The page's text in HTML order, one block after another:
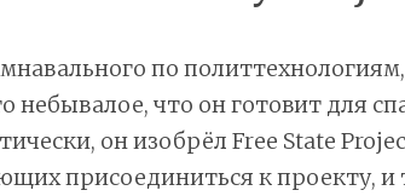
по
небывалое, что он готовит для
он изобрёл Free State
присоединиться к проекту, и